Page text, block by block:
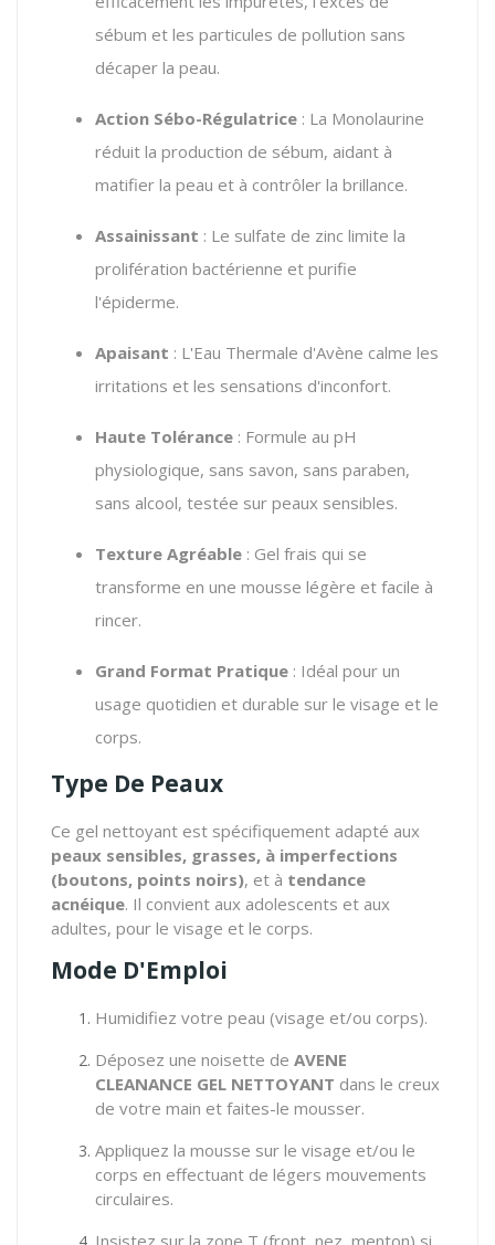
sébum et les particules de pollution sans
décaper la peau.
Action Sébo-Régulatrice : La Monolaurine
réduit la production de sébum, aidant à
matifier la peau et à contrôler la brillance.
Assainissant : Le sulfate de zinc limite la
prolifération bactérienne et purifie
l'épiderme.
Apaisant : L'Eau Thermale d'Avène calme les
irritations et les sensations d'inconfort.
Haute Tolérance : Formule au pH
physiologique, sans savon, sans paraben,
sans alcool, testée sur peaux sensibles.
Texture Agréable : Gel frais qui se
transforme en une mousse légère et facile à
rincer.
Grand Format Pratique : Idéal pour un
usage quotidien et durable sur le visage et le
corps.
Type De Peaux
Ce gel nettoyant est spécifiquement adapté aux
peaux sensibles, grasses, à imperfections
(boutons, points noirs), et à tendance
acnéique. Il convient aux adolescents et aux
adultes, pour le visage et le corps.
Mode D'Emploi
Humidifiez votre peau (visage et/ou corps).
Déposez une noisette de AVENE
CLEANANCE GEL NETTOYANT dans le creux
de votre main et faites-le mousser.
Appliquez la mousse sur le visage et/ou le
corps en effectuant de légers mouvements
circulaires.
Insistez sur la zone T (front, nez, menton) si